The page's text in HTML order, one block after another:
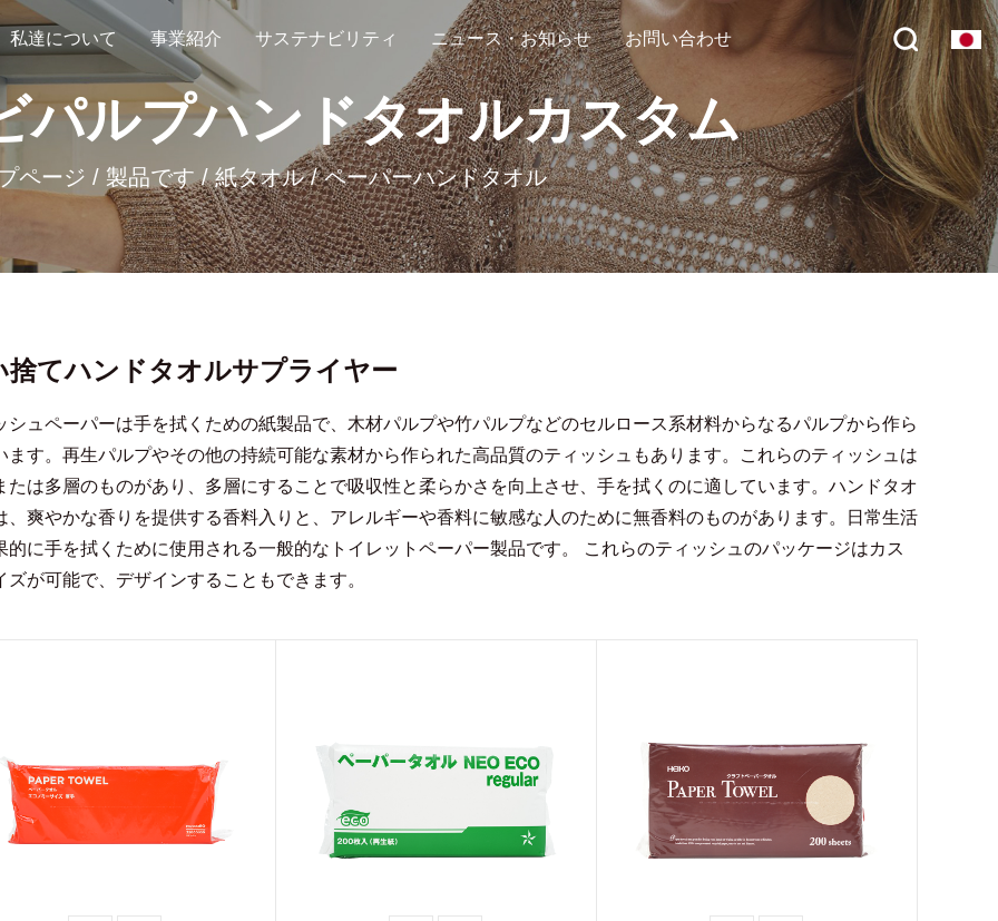
私達について 事業紹介 サステナビリティ ニュース・お知らせ お問い合わせ
パルプハンドタオルカスタム
ページ / 製品です/紙タオル/ペーパーハンドタオル
捨てハンドタオルサプライヤー
シュペーパーは手を拭くための紙製品で、木材パルプや竹パルプなどのセルロース系材料からなるパルプから作ら
ます。再生パルプやその他の持続可能な素材から作られた高品質のティッシュもあります。これらのティッシュは
たは多層のものがあり、多層にすることで吸収性と柔らかさを向上させ、手を拭くのに適しています。ハンドタオ
、爽やかな香りを提供する香料入りと、アレルギーや香料に敏感な人のために無香料のものがあります。日常生活
的に手を拭くために使用される一般的なトイレットペーパー製品です。 これらのティッシュのパッケージはカス
ズが可能で、デザインすることもできます。